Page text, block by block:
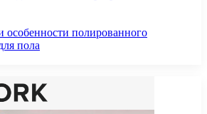
особенности полированного
пола